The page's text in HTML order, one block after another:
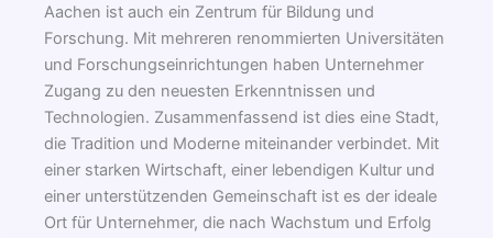
Aachen ist auch ein Zentrum für Bildung und
Forschung. Mit mehreren renommierten Universitäten
und Forschungseinrichtungen haben Unternehmer
Zugang zu den neuesten Erkenntnissen und
Technologien. Zusammenfassend ist dies eine Stadt,
die Tradition und Moderne miteinander verbindet. Mit
einer starken Wirtschaft, einer lebendigen Kultur und
einer unterstützenden Gemeinschaft ist es der ideale
Ort für Unternehmer, die nach Wachstum und Erfolg